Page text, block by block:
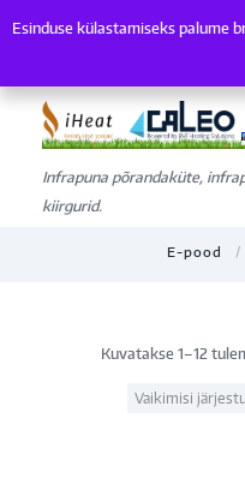
Infrapuna põrandaküte,
kiirgurid.
E-pood
Kuvatakse 1–12
Esinduse külastamiseks
Esinduse külastamiseks palume